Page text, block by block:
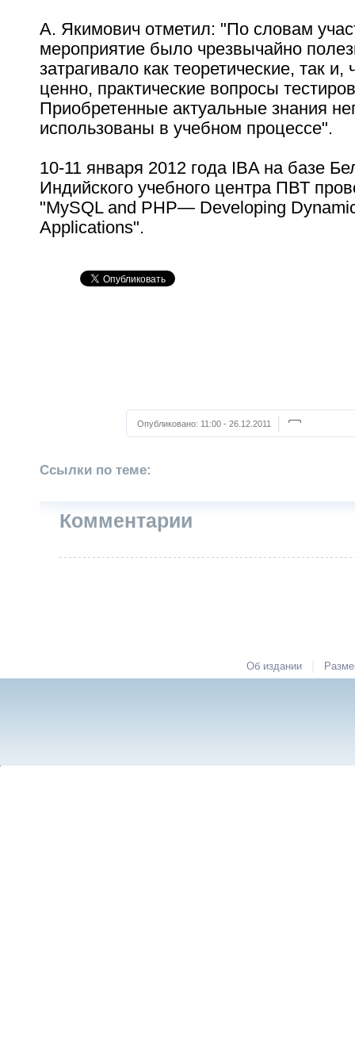
А. Якимович отметил: "По словам
мероприятие было чрезвычайно
затрагивало как теоретические, так и,
ценно, практические вопросы
Приобретенные актуальные знания
использованы в учебном процессе".
10-11 января 2012 года IBA на базе
Индийского учебного центра ПВТ
"MySQL and PHP— Developing
Applications".
Опубликовано: 11:00 - 26.12.2011
Ссылки по теме:
Комментарии
Об издании |